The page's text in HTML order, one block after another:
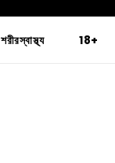
শরীরস্বাস্থ্য 18+